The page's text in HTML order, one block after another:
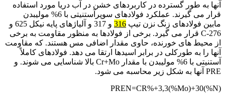
آنها به طور گسترده در کاربردهای خشن در آب دریا مورد استفاده
قرار می گیرند. عملکرد فولادهای سوپرآستنیتی با 6% مولیبدن
مابین فولادهای زنگ نزن تیپ 316
و 317 و آلیاژهای پایه نیکل 625 و
C-276 قرار می گیرد. برخی از فولادها به منظور مقاومت به برخی
از محیط های خورنده، حاوی مقدار اضافی مس هستند. که مقاومت
آنها را به طورکلی در برابر اسیدها ارتقا می دهد. فولادهای کاملاً
آستنیتی با 6% مولیبدن با مقدار Cr+Mo بالا شناسایی می شوند. و
PRE آنها به شکل زیر محاسبه می شود.
PREN=CR%+3,3(%Mo)+30(%N)